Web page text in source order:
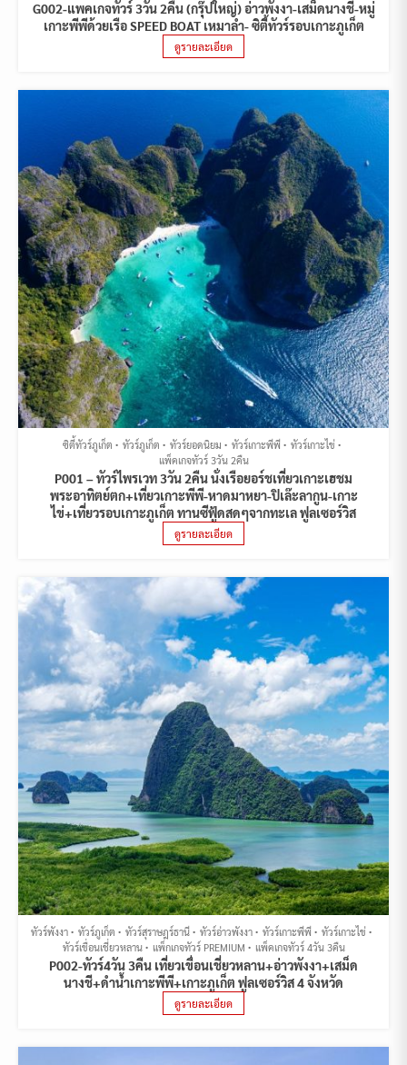
G002-แพคเกจทัวร์ 3วัน 2คืน (กรุ๊ปใหญ่) อ่าวพังงา-เสม็ดนางชี-หมู่
เกาะพีพีด้วยเรือ SPEED BOAT เหมาลำ- ซิตี้ทัวร์รอบเกาะภูเก็ต
ดูรายละเอียด
ซิตี้ทัวร์ภูเก็ต ทัวร์ภูเก็ต ทัวร์ยอดนิยม ทัวร์เกาะพีพี
ทัวร์เกาะไข่
แพ็คเกจทัวร์ 3วัน 2คืน
P001 – ทัวร์ไพรเวท 3วัน 2คืน นั่งเรือยอร์ชเที่ยวเกาะเฮชม
พระอาทิตย์ตก+เที่ยวเกาะพีพี-หาดมาหยา-ปิเล๊ะลากูน-เกาะ
ไข่+เที่ยวรอบเกาะภูเก็ต ทานซีฟู้ดสดๆจากทะเล ฟูลเซอร์วิส
ดูรายละเอียด
ทัวร์พังงา ทัวร์ภูเก็ต ทัวร์สุราษฎร์ธานี ทัวร์อ่าวพังงา ทัวร์เกาะพีพี
ทัวร์เกาะไข่
ทัวร์เขื่อนเชี่ยวหลาน
แพ็กเกจทัวร์ PREMIUM แพ็คเกจทัวร์ 4วัน 3คืน
P002-ทัวร์4วัน 3คืน เที่ยวเขื่อนเชี่ยวหลาน+อ่าวพังงา+เสม็ด
นางชี+ดำน้ำเกาะพีพี+เกาะภูเก็ต ฟูลเซอร์วิส 4 จังหวัด
ดูรายละเอียด